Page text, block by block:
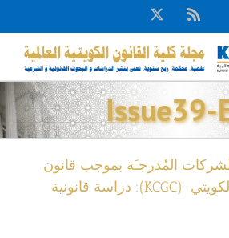
Rss
X
Issue39-
المُدرجـَة بموجب قانون
حوكمة الشركات الكويتي ‏‏ (‏KCGC‏): دراسة قانونية